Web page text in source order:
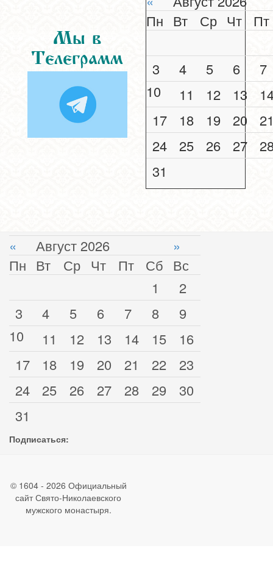
Мы в
Телеграмм
Пн Вт Ср Чт Пт
3 4 5 6
7
10
11 12 13
17
18 19 20
24
25 26 27
31
« Август 2026
»
Пн Вт Ср Чт Пт Сб Вс
1
2
3
4 5 6 7 8
9
10
11 12 13 14 15
16
17
18 19 20 21 22
23
24
25 26 27 28 29
30
31
Подписаться:
© 1604 - 2026 Официальный
сайт Свято-Николаевского
мужского монастыря.